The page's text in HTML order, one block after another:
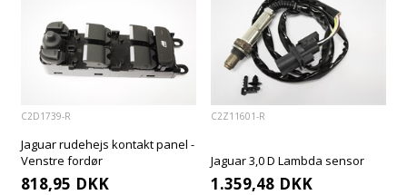
C2D1739-R
Jaguar rudehejs kontakt panel -
Venstre fordør
818,95 DKK
C2Z11601-R
Jaguar 3,0 D Lambda sensor
1.359,48 DKK